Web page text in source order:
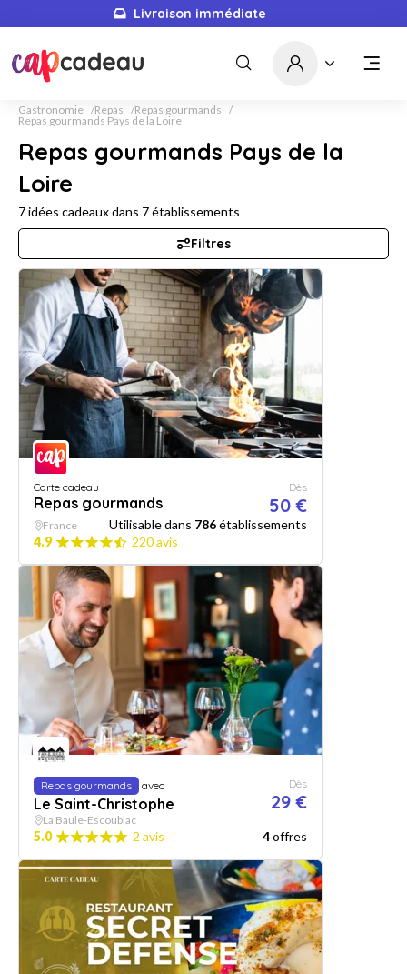
Livraison immédiate
Gastronomie Repas
Repas gourmands
Repas gourmands Pays de la Loire
Repas gourmands Pays de la
Loire
7idées cadeaux dans 7établissements
Filtres
Carte cadeau
Repas gourmands
Dès
50 €
France Utilisable dans 786établissements
4.9
220 avis
Repas gourmands avec
Le Saint-Christophe
Dès
29 €
La Baule-Escoublac
5.0 2 avis 4offres